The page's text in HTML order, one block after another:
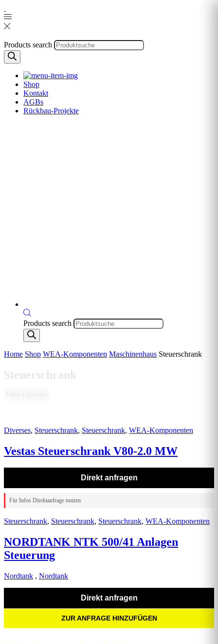
Products search
Shop
Kontakt
AGBs
Rückbau-Projekte
Products search
Home Shop WEA-Komponenten Maschinenhaus Steuerschrank
Steuerschrank
Diverses, Steuerschrank, Steuerschrank, WEA-Komponenten
Vestas Steuerschrank V80-2.0 MW
Direkt anfragen
Für Infos Direktanfrage nutzen
Steuerschrank, Steuerschrank, Steuerschrank, WEA-Komponenten
NORDTANK NTK 500/41 Anlagen
Steuerung
Nordtank , Nordtank
Direkt anfragen
ZUR ANFRAGE HINZUFÜGEN